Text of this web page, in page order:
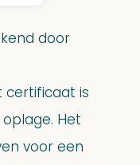
door
certificaat is
Het
voor een